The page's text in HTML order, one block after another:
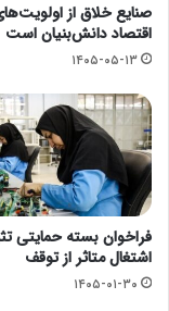
صنایع خلاق از
اقتصاد دانش‌بنیان است
۱۴۰۵-۰۵-۱۳
فراخوان بسته حمایتی
اشتغال متاثر از توقف
۱۴۰۵-۰۱-۳۰